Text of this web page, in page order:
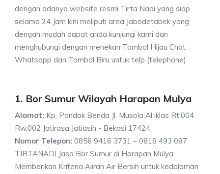
dengan adanya website resmi Tirta Nadi yang siap
selama 24 Jam kini meliputi area Jabodetabek yang
dengan mudah dapat anda kunjungi kami dan
menghubungi dengan menekan Tombol Hijau Chat
Whatsapp dan Tombol Biru untuk telp (telephone).
1. Bor Sumur Wilayah Harapan Mulya
Alamat: Kp. Pondok Benda Jl. Musola Al iklas Rt.004
Rw.002 Jatirasa Jatiasih - Bekasi 17424
Nomor Telepon: 0856 9416 3731 – 0818 493 097
TIRTANADI Jasa Bor Sumur di Harapan Mulya
Memberikan Kriteria Aliran Air Bersih untuk kedalaman